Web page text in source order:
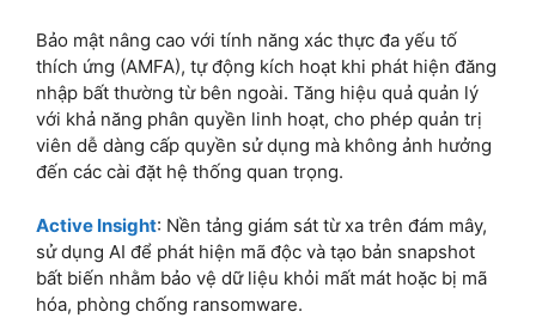
Bảo mật nâng cao với tính năng xác thực đa yếu tố
thích ứng (AMFA), tự động kích hoạt khi phát hiện đăng
nhập bất thường từ bên ngoài. Tăng hiệu quả quản lý
với khả năng phân quyền linh hoạt, cho phép quản trị
viên dễ dàng cấp quyền sử dụng mà không ảnh hưởng
đến các cài đặt hệ thống quan trọng.
Active Insight: Nền tảng giám sát từ xa trên đám mây,
sử dụng AI để phát hiện mã độc và tạo bản snapshot
bất biến nhằm bảo vệ dữ liệu khỏi mất mát hoặc bị mã
hóa, phòng chống ransomware.